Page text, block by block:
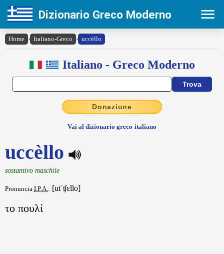
Dizionario Greco Moderno
Home › Italiano-Greco › uccèllo
Italiano - Greco Moderno
Donazione
Vai al dizionario greco-italiano
uccèllo
sostantivo maschile
Pronuncia I.P.A.: [utˈʧɛllo]
το πουλί